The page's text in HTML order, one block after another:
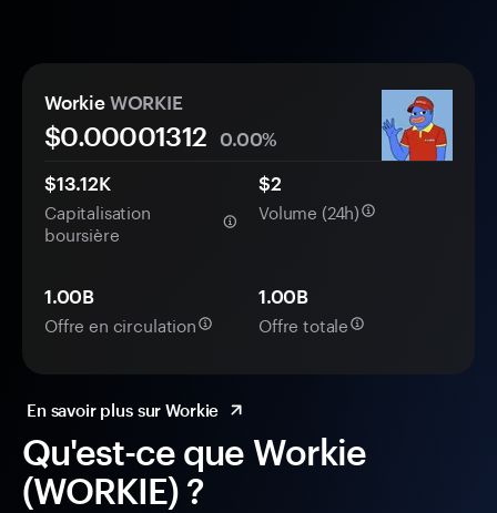
Qu'est-ce que Workie
(WORKIE) ?
Workie WORKIE
$0.00001312
0.00%
$13.12K
Capitalisation
boursière
$2
Volume (24h)
1.00B
Offre en circulation
1.00B
Offre totale
En savoir plus sur Workie